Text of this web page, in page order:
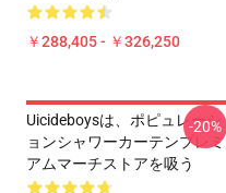
￥288,405 - ￥326,250
Uicideboysは、ポピュレーシ
ョンシャワーカーテンプレミ
アムマーチストアを吸う
-20%